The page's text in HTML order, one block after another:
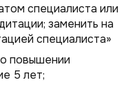
специалиста или
заменить на
специалиста»
повышении
5 лет;